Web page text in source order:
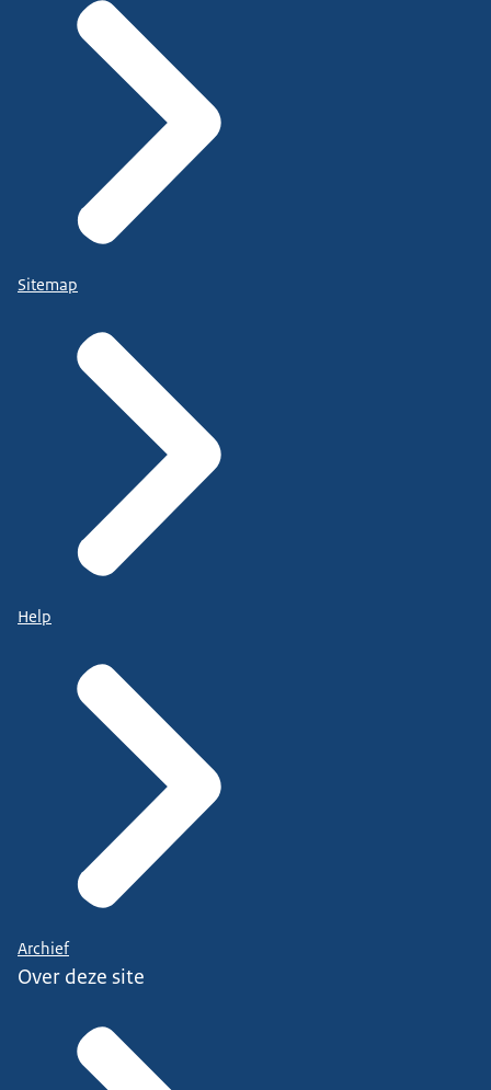
Sitemap
Help
Archief
Over deze site